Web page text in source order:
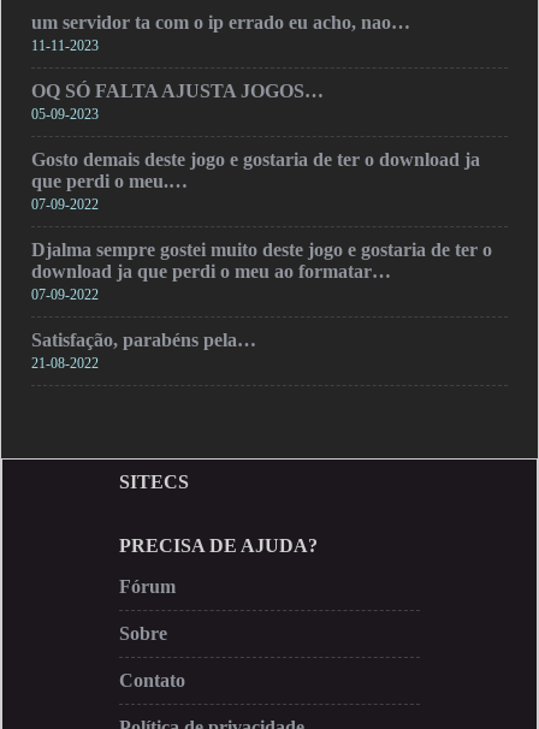
um servidor ta com o ip errado eu acho, nao…
11-11-2023
OQ SÓ FALTA AJUSTA JOGOS…
05-09-2023
Gosto demais deste jogo e gostaria de ter o download ja
que perdi o meu.…
07-09-2022
Djalma sempre gostei muito deste jogo e gostaria de ter o
download ja que perdi o meu ao formatar…
07-09-2022
Satisfação, parabéns pela…
21-08-2022
SITECS
PRECISA DE AJUDA?
Fórum
Sobre
Contato